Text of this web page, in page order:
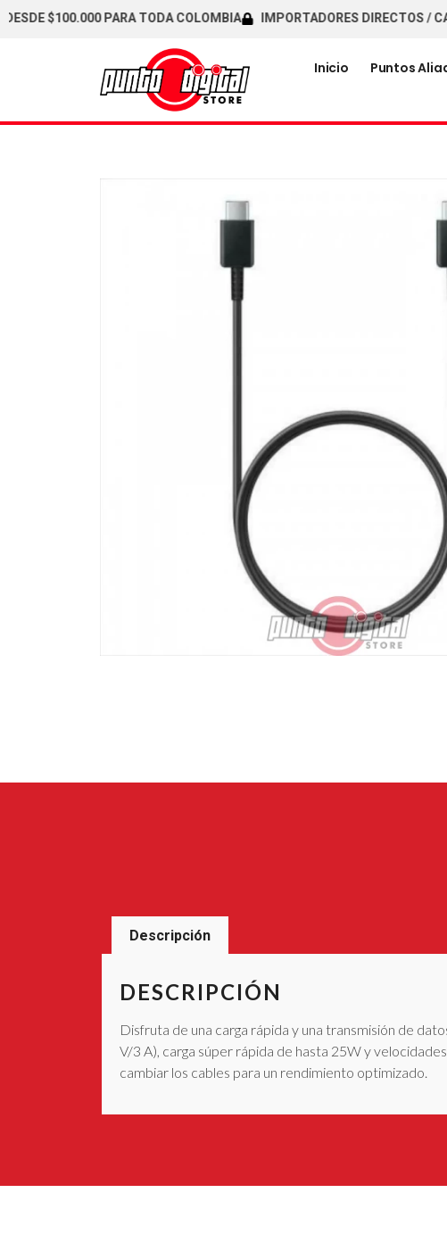
$100.000 PARA TODA COLOMBIA IMPORTADORES DIRECTOS /
Inicio Puntos
Descripción
DESCRIPCIÓN
Disfruta de una carga rápida y una transmisión de
V/3 A), carga súper rápida de hasta 25W y
cambiar los cables para un rendimiento optimizado.